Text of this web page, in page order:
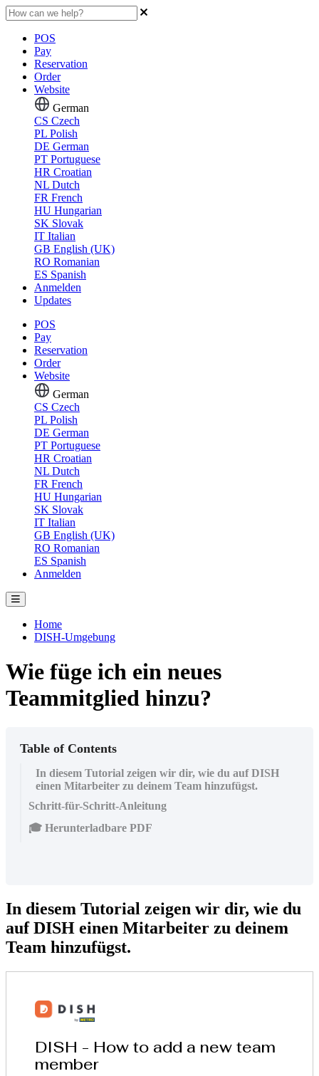
POS
Pay
Reservation
Order
Website
German
CS Czech
PL Polish
DE German
PT Portuguese
HR Croatian
NL Dutch
FR French
HU Hungarian
SK Slovak
IT Italian
GB English (UK)
RO Romanian
ES Spanish
Anmelden
Updates
POS
Pay
Reservation
Order
Website
German
CS Czech
PL Polish
DE German
PT Portuguese
HR Croatian
NL Dutch
FR French
HU Hungarian
SK Slovak
IT Italian
GB English (UK)
RO Romanian
ES Spanish
Anmelden
Home
DISH-Umgebung
Wie füge ich ein neues
Teammitglied hinzu?
Table of Contents
In diesem Tutorial zeigen wir dir, wie du auf DISH
einen Mitarbeiter zu deinem Team hinzufügst.
Schritt-für-Schritt-Anleitung
🎓 Herunterladbare PDF
In diesem Tutorial zeigen wir dir, wie du
auf DISH einen Mitarbeiter zu deinem
Team hinzufügst.